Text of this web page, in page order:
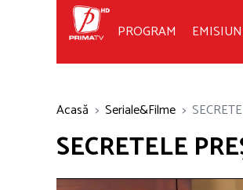
PROGRAM
Acasă Seriale&Filme
SECRETELE